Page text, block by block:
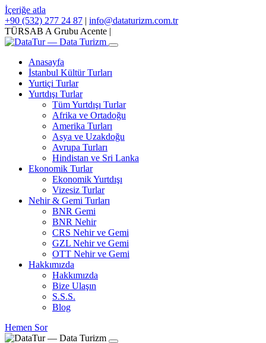
İçeriğe atla
+90 (532) 277 24 87 | info@dataturizm.com.tr
TÜRSAB A Grubu Acente |
Anasayfa
İstanbul Kültür Turları
Yurtiçi Turlar
Yurtdışı Turlar
Tüm Yurtdışı Turlar
Afrika ve Ortadoğu
Amerika Turları
Asya ve Uzakdoğu
Avrupa Turları
Hindistan ve Sri Lanka
Ekonomik Turlar
Ekonomik Yurtdışı
Vizesiz Turlar
Nehir & Gemi Turları
BNR Gemi
BNR Nehir
CRS Nehir ve Gemi
GZL Nehir ve Gemi
OTT Nehir ve Gemi
Hakkımızda
Hakkımızda
Bize Ulaşın
S.S.S.
Blog
Hemen Sor